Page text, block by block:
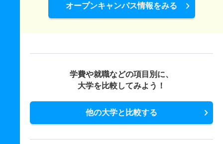
オープンキャンパス情報をみる
学費や就職などの項目別に、
大学を比較してみよう！
他の大学と比較する